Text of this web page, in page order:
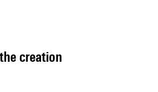
creation